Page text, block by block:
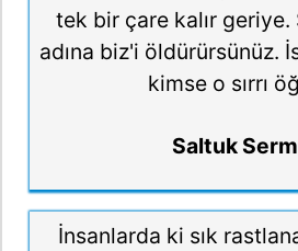
tek bir çare kalır
adına biz'i öldürürsünüz.
kimse o sırrı
Saltuk
İnsanlarda ki sık